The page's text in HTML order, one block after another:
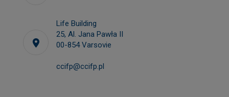
Life Building
25, Al. Jana Pawła II
00-854 Varsovie
ccifp@ccifp.pl